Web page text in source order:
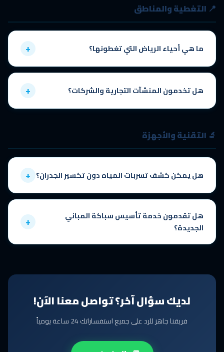
أحدث تقنيات السباكة.
📍 التغطية والمناطق
ما هي أحياء الرياض التي تغطونها؟ +
نغطيجميع أحياء ومناطق مدينة الرياضبدون استثناء: شمال الرياض
(الملقا، الياسمين، النرجس، العارض)، جنوب الرياض (الزهراء، السويدي، بدر)،
شرق الرياض (الرمال، النخيل)، غرب الرياض (العقيق، الروضة، السليمانية) وجميع
الأحياء الأخرى.
هل تخدمون المنشآت التجارية والشركات؟ +
🔬 التقنية والأجهزة
هل يمكن كشف تسربات المياه دون تكسير الجدران؟ +
نعم، نستخدمأجهزة كشف التسربات الإلكترونية المتطورةالتي تحدد
مكان التسرب بدقة عالية دون أي تكسير أو إتلاف للديكور والتشطيبات. هذه
التقنية توفر عليك وقت وتكلفة الإصلاحات الإضافية.
هل تقدمون خدمة تأسيس سباكة المباني
الجديدة؟
+
على التنفيذ.
لديك سؤال آخر؟ تواصل معنا الآن!
فريقنا جاهز للرد على جميع استفساراتك 24 ساعة يومياً